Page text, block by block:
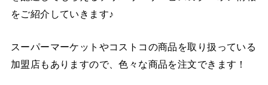
をご紹介していきます♪
スーパーマーケットやコストコの商品を取り扱っている
加盟店もありますので、色々な商品を注文できます！